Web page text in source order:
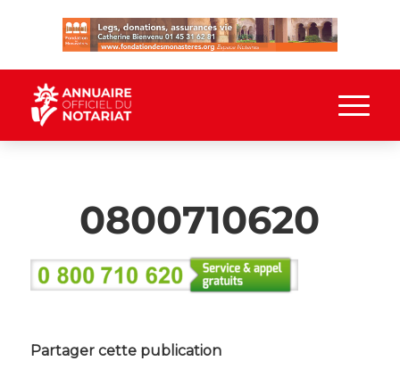
0800710620
Partager cette publication